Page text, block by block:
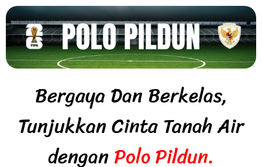
Bergaya Dan Berkelas,
Tunjukkan Cinta Tanah Air
denganPolo Pildun.